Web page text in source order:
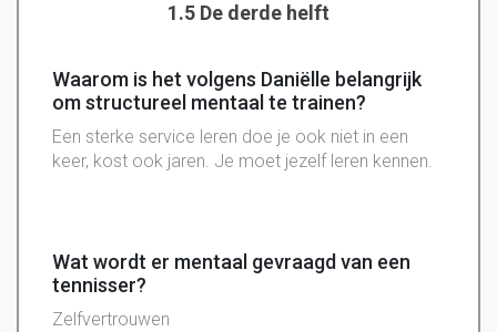
1.5 De derde helft
Waarom is het volgens Daniëlle belangrijk
om structureel mentaal te trainen?
Een sterke service leren doe je ook niet in een
keer, kost ook jaren. Je moet jezelf leren kennen.
Wat wordt er mentaal gevraagd van een
tennisser?
Zelfvertrouwen